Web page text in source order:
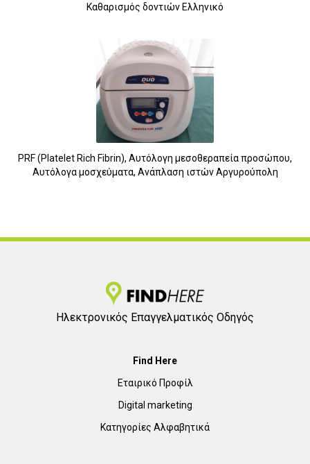
Καθαρισμός δοντιών Ελληνικό
PRF (Platelet Rich Fibrin), Αυτόλογη μεσοθεραπεία προσώπου,
Αυτόλογα μοσχεύματα, Ανάπλαση ιστών Αργυρούπολη
Ηλεκτρονικός Επαγγελματικός Οδηγός
Find Here
Εταιρικό Προφίλ
Digital marketing
Κατηγορίες Αλφαβητικά